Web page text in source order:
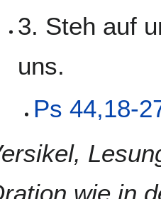
3. Steh auf
uns.
Ps 44,18-
wie in